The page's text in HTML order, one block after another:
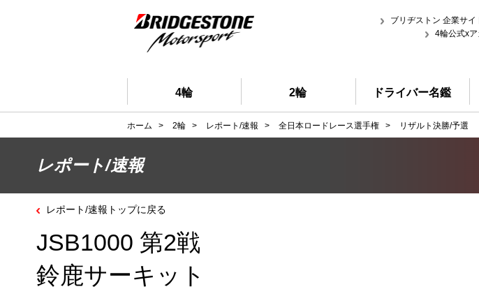
ブリヂストン 企業サイ
4輪公式xア
4輪 2輪 ドライバー名鑑
ホーム > 2輪 > レポート/速報 > 全日本ロードレース選手権 > リザルト決勝/予選
レポート/速報
レポート/速報トップに戻る
JSB1000 第2戦
鈴鹿サーキット